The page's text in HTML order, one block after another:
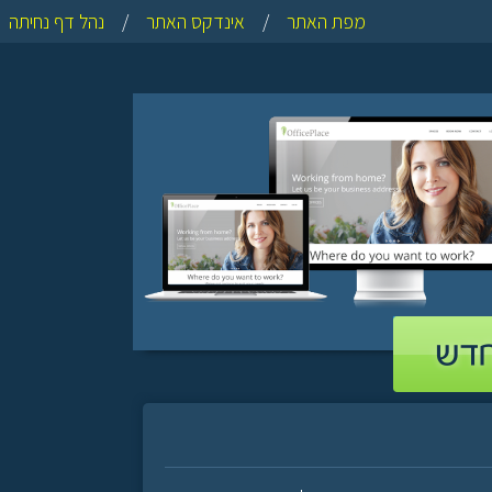
מפת האתר / אינדקס האתר / נהל דף נחיתה